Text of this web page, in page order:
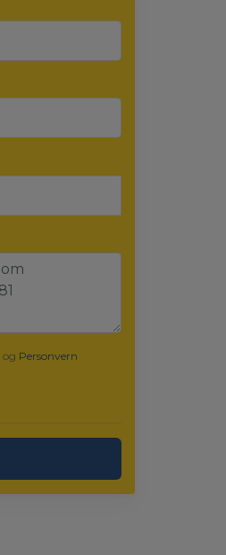
og Personvern